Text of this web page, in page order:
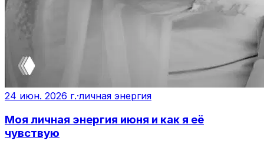
24 июн. 2026 г.·личная энергия
Моя личная энергия июня и как я её
чувствую